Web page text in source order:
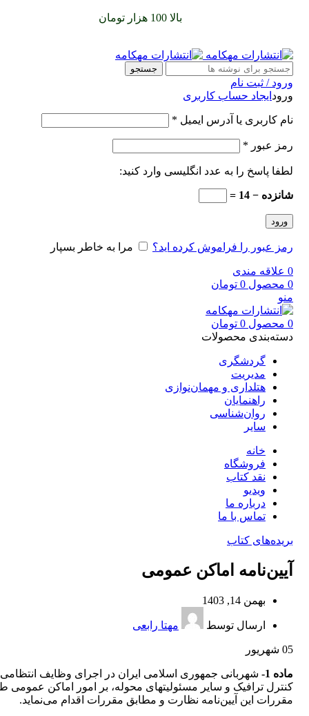
بالا 100 هزار تومان
جستجو
ورود / ثبت نام
ورود ایجاد حساب کاربری
نام کاربری یا آدرس ایمیل *
رمز عبور *
لطفا پاسخ را به عدد انگلیسی وارد کنید:
شانزده − 14 =
ورود
رمز عبور را فراموش کرده اید؟ مرا به خاطر بسپار
0 علاقه مندی
0 محصول 0 تومان
منو
0 محصول 0 تومان
دسته‌بندی محصولات
گردشگری
مدیریت
هتلداری و مهمان‌نوازی
راهنمایان
روان‌شناسی
سایر
خانه
فروشگاه
نقد کتاب
ویدیو
درباره‌ ما
تماس با ما
بریده‌های کتاب
آیین‌‌نامه اماکن عمومی
بهمن 14, 1403
ارسال توسط مهتا رابعی
05 شهریور
‌ماده 1-
شهربانی جمهوری اسلامی ایران در اجرای وظایف
کنترل ترافیک و سایر مسئولیتهای محوله، بر امور اماکن عمومی
مقررات این ‌آیین‌نامه نظارت و مطابق مقررات اقدام می‌نماید.